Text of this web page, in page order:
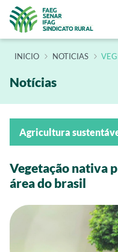
INÍCIO NOTICIAS
Notícias
Agricultura
Vegetação nativa
área do brasil